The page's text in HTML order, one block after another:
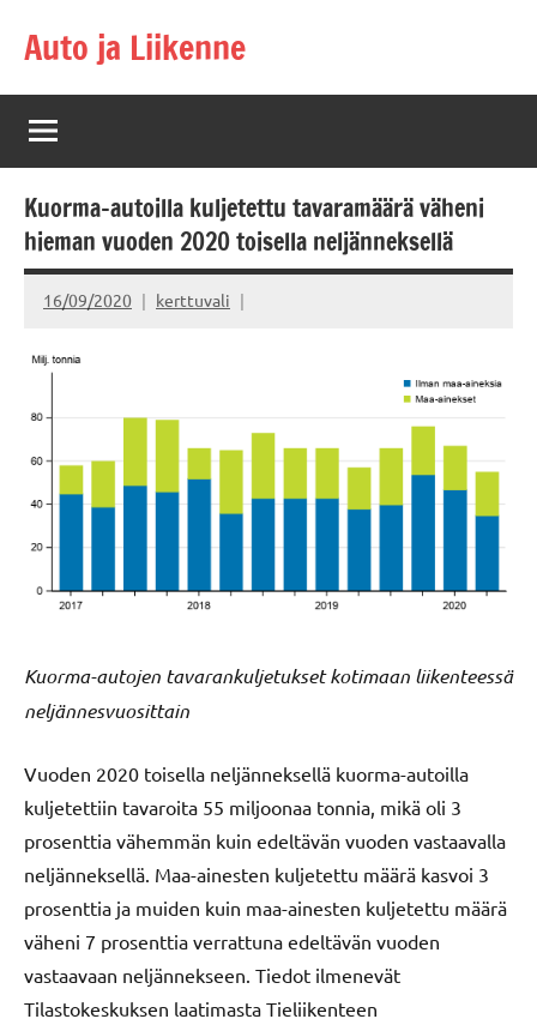
Auto ja Liikenne
Kuorma-autoilla kuljetettu tavaramäärä väheni
hieman vuoden 2020 toisella neljänneksellä
16/09/2020 kerttuvali
Kuorma-autojen tavarankuljetukset kotimaan liikenteessä
neljännesvuosittain
Vuoden 2020 toisella neljänneksellä kuorma-autoilla
kuljetettiin tavaroita 55 miljoonaa tonnia, mikä oli 3
prosenttia vähemmän kuin edeltävän vuoden vastaavalla
neljänneksellä. Maa-ainesten kuljetettu määrä kasvoi 3
prosenttia ja muiden kuin maa-ainesten kuljetettu määrä
väheni 7 prosenttia verrattuna edeltävän vuoden
vastaavaan neljännekseen. Tiedot ilmenevät
Tilastokeskuksen laatimasta Tieliikenteen